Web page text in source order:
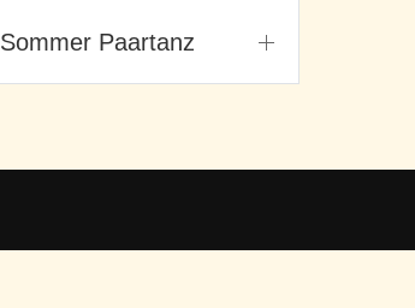
Sommer Paartanz